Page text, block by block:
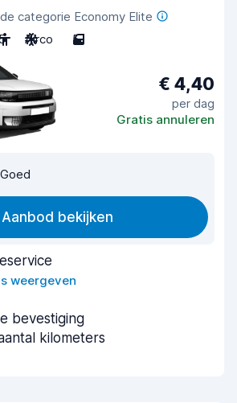
categorie Economy Elite
5 Airco 5
€ 4,40
per dag
Gratis annuleren
Goed
Aanbod bekijken
weergeven
bevestiging
kilometers